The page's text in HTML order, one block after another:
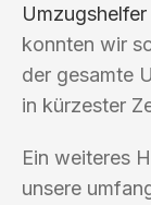
Umzugshelfer
konnten wir
der gesamte
in kürzester
Ein weiteres
unsere